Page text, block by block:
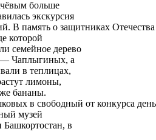
больше
экскурсия
В память о защитниках
которой
семейное дерево
Чаплыгиных, а
в теплицах,
лимоны,
бананы.
в свободный от конкурса
музей
Башкортостан, в